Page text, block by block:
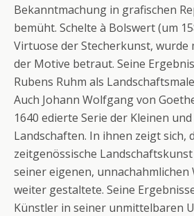
Bekanntmachung in grafischen
bemüht. Schelte à Bolswert (um
Virtuose der Stecherkunst, wurde
der Motive betraut. Seine
Rubens Ruhm als
Auch Johann Wolfgang von
1640 edierte Serie der Kleinen
Landschaften. In ihnen zeigt sich,
zeitgenössische
seiner eigenen, unnachahmlichen
weiter gestaltete. Seine
Künstler in seiner unmittelbaren